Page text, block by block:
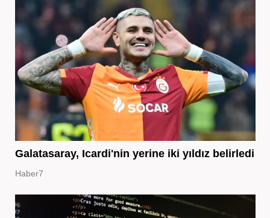
Galatasaray, Icardi'nin yerine iki yıldız belirledi
Haber7